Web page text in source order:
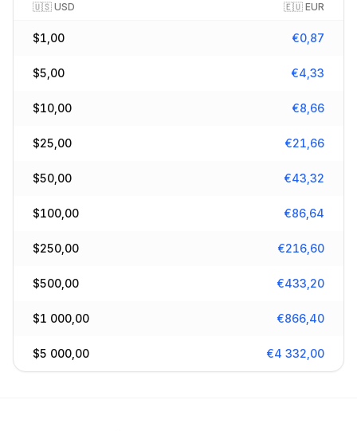
🇺🇸 USD 🇪🇺 EUR
$1,00 €0,87
$5,00 €4,33
$10,00 €8,66
$25,00 €21,66
$50,00 €43,32
$100,00 €86,64
$250,00 €216,60
$500,00 €433,20
$1 000,00 €866,40
$5 000,00 €4 332,00